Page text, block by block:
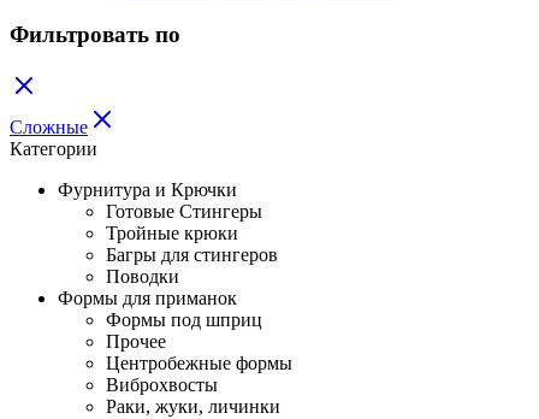
Фильтровать по
Сложные
Категории
Фурнитура и Крючки
Готовые Стингеры
Тройные крюки
Багры для стингеров
Поводки
Формы для приманок
Формы под шприц
Прочее
Центробежные формы
Виброхвосты
Раки, жуки, личинки